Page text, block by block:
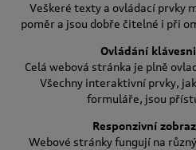
Veškeré texty a ovládací prvky
poměr a jsou dobře čitelné i při
Ovládání
Celá webová stránka je plně
Všechny interaktivní prvky,
formuláře, jsou
Responzivní
Webové stránky fungují na